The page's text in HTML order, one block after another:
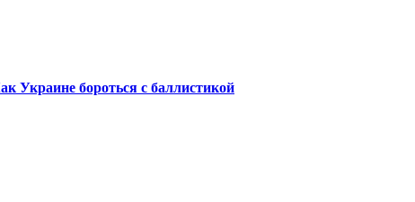
Украине бороться с баллистикой